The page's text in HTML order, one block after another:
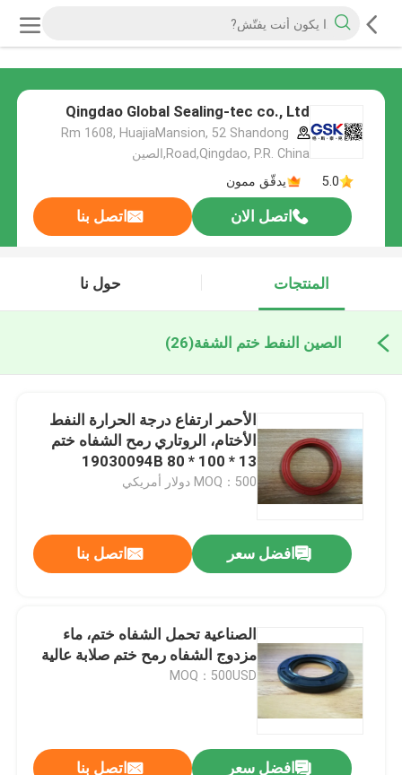
Qingdao Global Sealing-tec co., Ltd
Rm 1608, HuajiaMansion, 52 Shandong
Road,Qingdao, P.R. China,الصين
5.0
يدقّق ممون
اتصل الان اتصل بنا
المنتجات حول نا
الصين النفط ختم الشفة(26)
الأحمر ارتفاع درجة الحرارة النفط
الأختام، الروتاري رمح الشفاه ختم
19030094B 80 * 100 * 13
MOQ：500 دولار أمريكي
افضل سعر اتصل بنا
الصناعية تحمل الشفاه ختم، ماء
مزدوج الشفاه رمح ختم صلابة عالية
MOQ：500USD
افضل سعر اتصل بنا